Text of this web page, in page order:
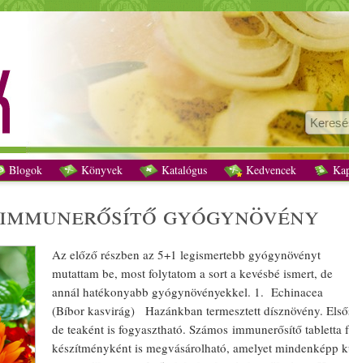
5+1 kevésbé ismert immunerősítő gyógynövény recept vegetáriánus
Blogok Könyvek Katalógus Kedvencek
gyógynövény
Az előző részben az 5+1 legismertebb gyógynövényt
mutattam be, most folytatom a sort a kevésbé ismert, de
annál hatékonyabb gyógynövényekkel. 1. Echinacea
(Bíborkasvirág) Hazánkban termesztett dísznövény.
de teaként is fogyasztható. Számos immunerősítő tabletta
készítményként is megvásárolható, amelyet mindenképp